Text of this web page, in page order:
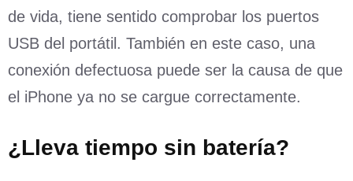
de vida, tiene sentido comprobar los puertos
USB del portátil. También en este caso, una
conexión defectuosa puede ser la causa de que
el iPhone ya no se cargue correctamente.
¿Lleva tiempo sin batería?